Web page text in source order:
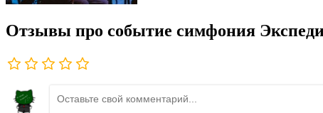
Отзывы про событие симфония